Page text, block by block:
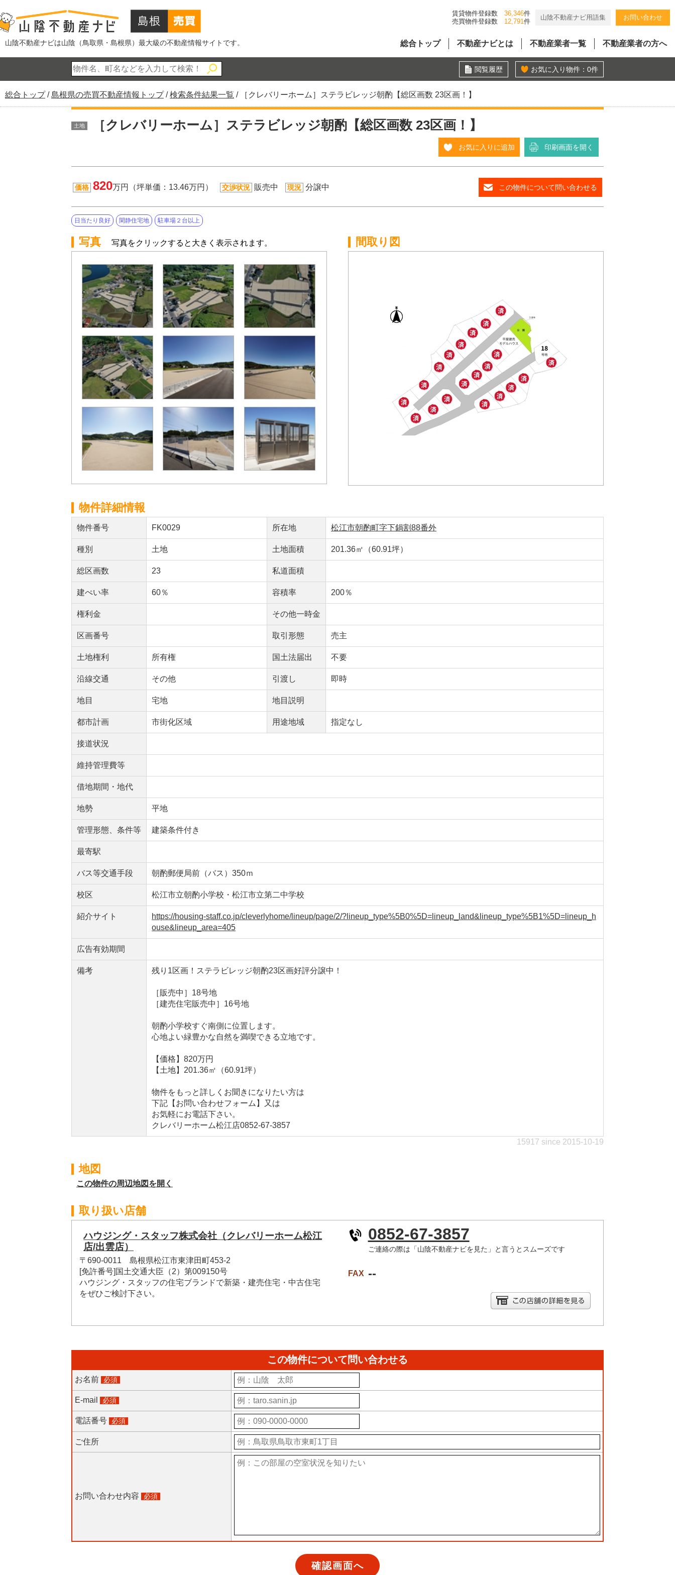
山陰不動産ナビは山陰（鳥取県・島根県）最大級の不動産情報サイトです。
賃貸物件登録数 36,346件
売買物件登録数
12,791件
山陰不動産ナビ用語集 お問い合わせ
総合トップ 不動産ナビとは 不動産業者一覧 不動産業者の方へ
閲覧履歴 お気に入り物件： 0件
現
在
総合トップ/島根県の売買不動産情報トップ/検索条件結果一覧 / ［クレバリーホーム］ステラビレッジ朝酌【総区画数 23区画！】
土地 ［クレバリーホーム］ステラビレッジ朝酌【総区画数 23区画！】
お気に入りに追加 印刷画面を開く
価格 820万円（坪単価：13.46万円） 交渉状況 販売中 現況 分譲中 この物件について問い合わせる
日当たり良好 閑静住宅地 駐車場２台以上
写真 写真をクリックすると大きく表示されます。 間取り図
物件詳細情報
物件番号 FK0029 所在地 松江市朝酌町字下鍋割88番外
種別 土地 土地面積 201.36㎡（60.91坪）
総区画数 23 私道面積
建ぺい率 60％ 容積率 200％
権利金 その他一時金
区画番号 取引形態 売主
土地権利 所有権 国土法届出 不要
沿線交通 その他 引渡し 即時
地目 宅地 地目説明
都市計画 市街化区域 用途地域 指定なし
接道状況
維持管理費等
借地期間・地代
地勢 平地
管理形態、条件等 建築条件付き
最寄駅
バス等交通手段 朝酌郵便局前（バス）350ｍ
校区 松江市立朝酌小学校・松江市立第二中学校
紹介サイト
https://housing-staff.co.jp/cleverlyhome/lineup/page/2/?lineup_type%5B0%5D=lineup_land&lineup_type%5B1%5D=lineup_h
ouse&lineup_area=405
広告有効期間
備考 残り1区画！ステラビレッジ朝酌23区画好評分譲中！
［販売中］18号地
［建売住宅販売中］16号地
朝酌小学校すぐ南側に位置します。
心地よい緑豊かな自然を満喫できる立地です。
【価格】820万円
【土地】201.36㎡（60.91坪）
物件をもっと詳しくお聞きになりたい方は
下記【お問い合わせフォーム】又は
お気軽にお電話下さい。
クレバリーホーム松江店0852-67-3857
15917 since 2015-10-19
地図
この物件の周辺地図を開く
取り扱い店舗
ハウジング・スタッフ株式会社（クレバリーホーム松江
店/出雲店）
〒690-0011 島根県松江市東津田町453-2
[免許番号]国土交通大臣（2）第009150号
ハウジング・スタッフの住宅ブランドで新築・建売住宅・中古住宅
をぜひご検討下さい。
0852-67-3857
ご連絡の際は「山陰不動産ナビを見た」と言うとスムーズです
FAX --